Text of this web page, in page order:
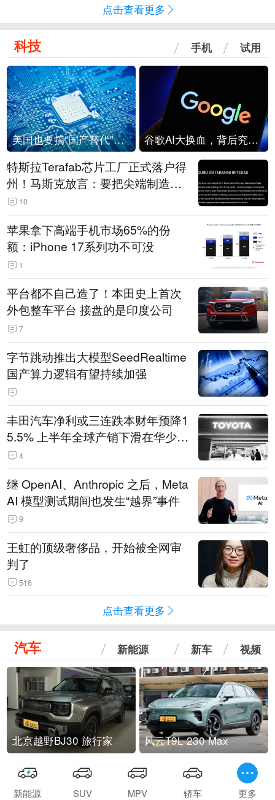
点击查看更多
科技 手机 试用
美国也要搞“国产替代”？先算清三笔账 谷歌AI大换血，背后究竟发生了什么？
特斯拉Terafab芯片工厂正式落户得
州！马斯克放言：要把尖端制造带
回美国
10
苹果拿下高端手机市场65%的份
额：iPhone 17系列功不可没
1
平台都不自己造了！本田史上首次
外包整车平台 接盘的是印度公司
7
字节跳动推出大模型SeedRealtime
国产算力逻辑有望持续加强
丰田汽车净利或三连跌本财年预降1
5.5% 上半年全球产销下滑在华少卖
14.3万辆
4
继 OpenAI、Anthropic 之后，Meta
AI 模型测试期间也发生“越界”事件
9
王虹的顶级奢侈品，开始被全网审
判了
516
点击查看更多
汽车 新能源 新车 视频
北京越野BJ30 旅行家 风云T9L 230 Max
新能源 SUV MPV 轿车 更多